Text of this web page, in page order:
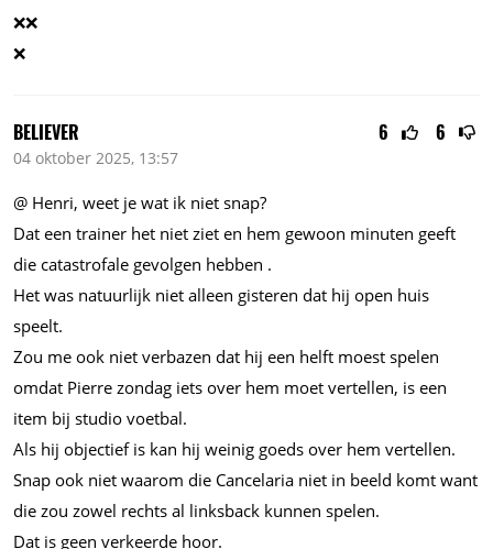
❌️❌️
❌️
6 6
BELIEVER
04 oktober 2025, 13:57
@ Henri, weet je wat ik niet snap?
Dat een trainer het niet ziet en hem gewoon minuten geeft
die catastrofale gevolgen hebben .
Het was natuurlijk niet alleen gisteren dat hij open huis
speelt.
Zou me ook niet verbazen dat hij een helft moest spelen
omdat Pierre zondag iets over hem moet vertellen, is een
item bij studio voetbal.
Als hij objectief is kan hij weinig goeds over hem vertellen.
Snap ook niet waarom die Cancelaria niet in beeld komt want
die zou zowel rechts al linksback kunnen spelen.
Dat is geen verkeerde hoor.